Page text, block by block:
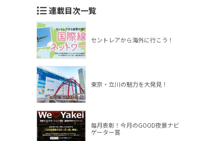
連載目次一覧
セントレアから海外に行こう！
東京・立川の魅力を大発見！
毎月表彰！今月のGOOD夜景ナビ
ゲーター賞